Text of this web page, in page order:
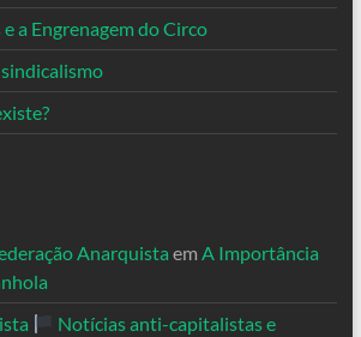
a Engrenagem do Circo
Anarquista em A Importância
Notícias anti-capitalistas e